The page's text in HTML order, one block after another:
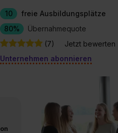
10
freie Ausbildungsplätze
80%
Übernahmequote
(7)
Jetzt bewerten
Unternehmen abonnieren